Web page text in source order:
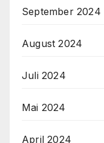
September 2024
August 2024
Juli 2024
Mai 2024
April 2024